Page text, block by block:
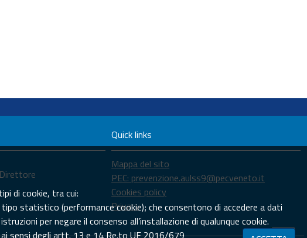
Direttore
Quick links
Mappa del sito
PEC: prevenzione.aulss9@pecveneto.it
Cookies policy
Privacy
di cookie, tra cui:
statistico (performance cookie); che consentono di accedere a dati
per negare il consenso all’installazione di qualunque cookie.
sensi degli artt. 13 e 14 Re.to UE 2016/679